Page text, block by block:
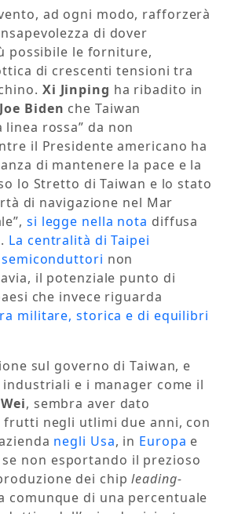
ad ogni modo, rafforzerà
di dover
possibile le forniture,
di crescenti tensioni tra
Xi Jinping ha ribadito in
Joe Biden che Taiwan
rossa” da non
il Presidente americano ha
di mantenere la pace e la
lo Stretto di Taiwan e lo stato
di navigazione nel Mar
si legge nella nota diffusa
La centralità di Taipei
non
il potenziale punto di
che invece riguarda
militare, storica e di equilibri
sul governo di Taiwan, e
e i manager come il
, sembra aver dato
frutti negli utlimi due anni, con
negli Usa, in Europa e
se non esportando il prezioso
dei chipleading-
comunque di una percentuale